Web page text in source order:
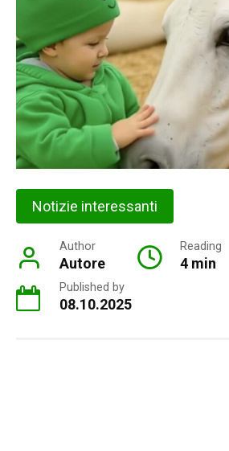
Notizie interessanti
Author
Autore
Reading
4 min
Published by
08.10.2025